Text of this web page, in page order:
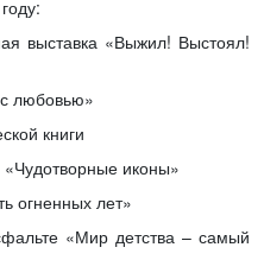
выставка «Выжил! Выстоял!
любовью»
книги
иконы»
огненных лет»
«Мир детства – самый